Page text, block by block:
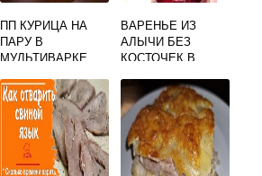
ПП КУРИЦА НА
ПАРУ В
МУЛЬТИВАРКЕ
ВАРЕНЬЕ ИЗ
АЛЫЧИ БЕЗ
КОСТОЧЕК В
ПРОСТОЙ
РЕЦЕПТ